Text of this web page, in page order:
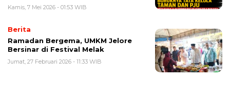
Kamis, 7 Mei 2026 - 01:53 WIB
Berita
Ramadan Bergema, UMKM Jelore
Bersinar di Festival Melak
Jumat, 27 Februari 2026 - 11:33 WIB